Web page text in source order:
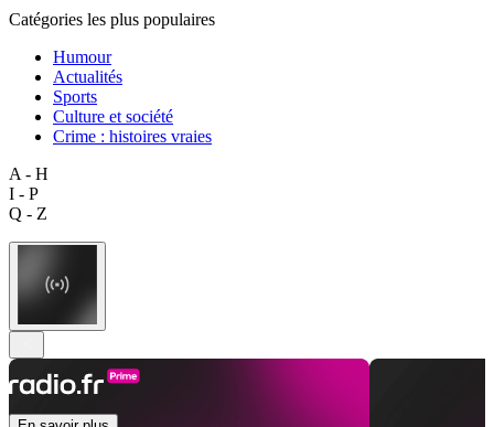
Catégories les plus populaires
Humour
Actualités
Sports
Culture et société
Crime : histoires vraies
A - H
I - P
Q - Z